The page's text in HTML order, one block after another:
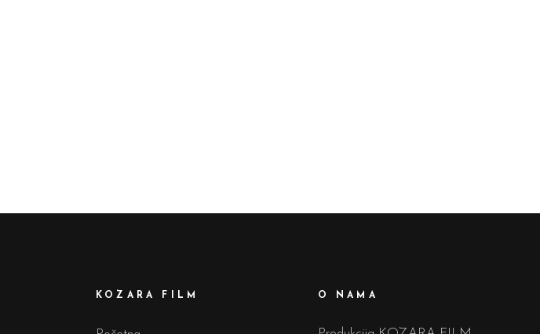
KOZARA FILM O NAMA